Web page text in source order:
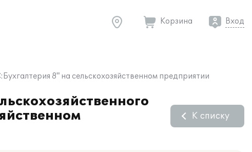
Корзина Вход
8" на сельскохозяйственном предприятии
К списку